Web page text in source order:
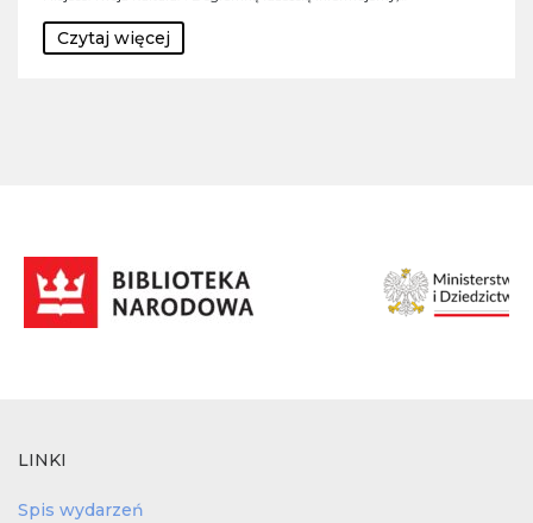
Czytaj więcej
LINKI
Spis wydarzeń